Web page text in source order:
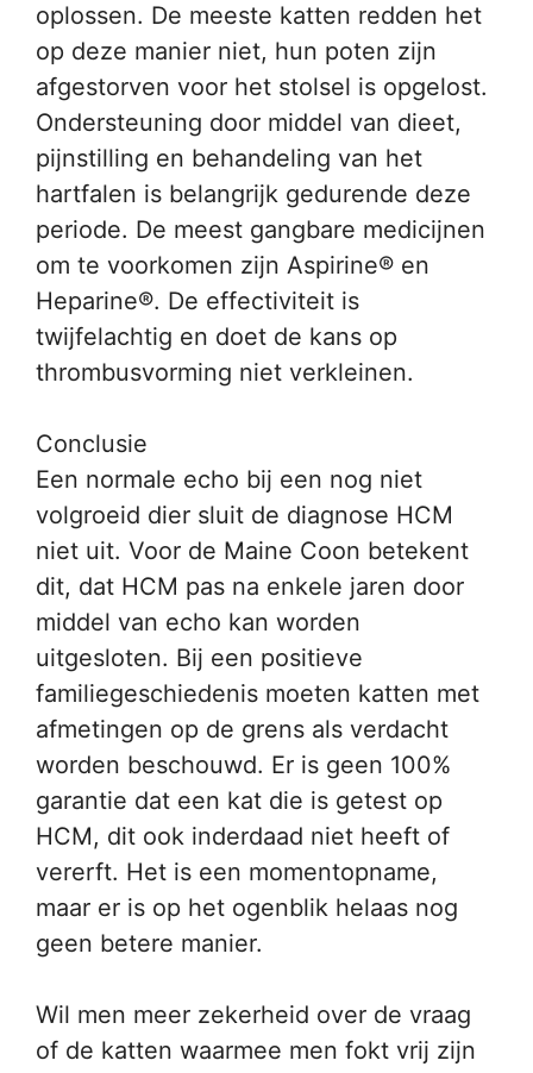
oplossen. De meeste katten redden het
op deze manier niet, hun poten zijn
afgestorven voor het stolsel is opgelost.
Ondersteuning door middel van dieet,
pijnstilling en behandeling van het
hartfalen is belangrijk gedurende deze
periode. De meest gangbare medicijnen
om te voorkomen zijn Aspirine® en
Heparine®. De effectiviteit is
twijfelachtig en doet de kans op
thrombusvorming niet verkleinen.
Conclusie
Een normale echo bij een nog niet
volgroeid dier sluit de diagnose HCM
niet uit. Voor de Maine Coon betekent
dit, dat HCM pas na enkele jaren door
middel van echo kan worden
uitgesloten. Bij een positieve
familiegeschiedenis moeten katten met
afmetingen op de grens als verdacht
worden beschouwd. Er is geen 100%
garantie dat een kat die is getest op
HCM, dit ook inderdaad niet heeft of
vererft. Het is een momentopname,
maar er is op het ogenblik helaas nog
geen betere manier.
Wil men meer zekerheid over de vraag
of de katten waarmee men fokt vrij zijn